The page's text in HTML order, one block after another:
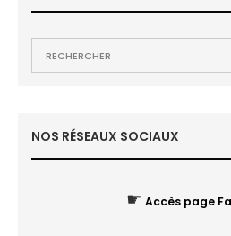
NOS RÉSEAUX SOCIAUX
☛ Accès page